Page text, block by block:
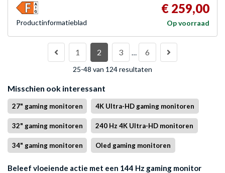
€ 259,00
Op voorraad
Product­informatieblad
1 2 3 … 6
25-48 van 124 resultaten
Misschien ook interessant
27" gaming monitoren 4K Ultra-HD gaming monitoren
32" gaming monitoren 240 Hz 4K Ultra-HD monitoren
34" gaming monitoren Oled gaming monitoren
Beleef vloeiende actie met een 144 Hz gaming monitor